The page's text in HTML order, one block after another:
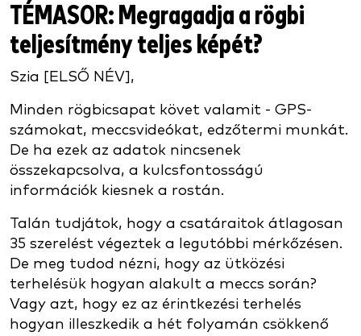
TÉMASOR: Megragadja a rögbi
teljesítmény teljes képét?
Szia [ELSŐ NÉV],
Minden rögbicsapat követ valamit - GPS-
számokat, meccsvideókat, edzőtermi munkát.
De ha ezek az adatok nincsenek
összekapcsolva, a kulcsfontosságú
információk kiesnek a rostán.
Talán tudjátok, hogy a csatáraitok átlagosan
35 szerelést végeztek a legutóbbi mérkőzésen.
De meg tudod nézni, hogy az ütközési
terhelésük hogyan alakult a meccs során?
Vagy azt, hogy ez az érintkezési terhelés
hogyan illeszkedik a hét folyamán csökkenő